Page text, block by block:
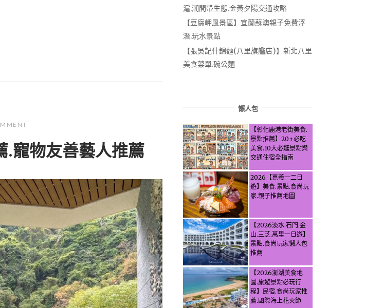
.寵物友善藝人推薦
滬.潮間帶生態.金黃夕陽交通攻略
【豆腐岬風景區】宜蘭蘇澳親子免費浮
潛.玩水景點
【張吳記什錦麵(八里旗艦店)】新北八里
美食菜單.碗公麵
懶人包
【彰化鹿港老街美食.
景點推薦】20+必吃
美食.10大必逛景點與
交通住宿全指南
2026【嘉義一二日
遊】美食.景點.食尚玩
家.親子推薦地圖
【2026淡水.石門.金
山.三芝.萬里一日遊】
景點.食尚玩家懶人包
推薦
【2026澎湖美食地
圖.旅遊景點必玩行
程】民宿.食尚玩家推
薦.國際海上花火節